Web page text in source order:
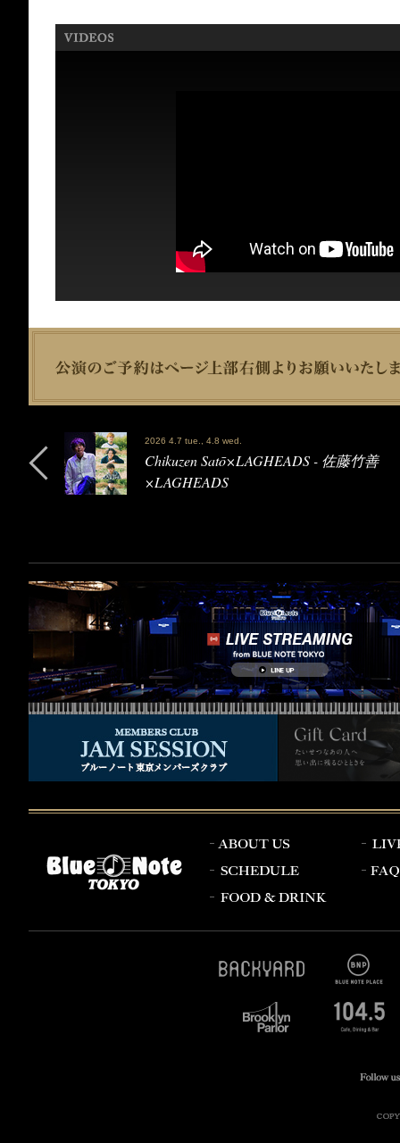
2026 4.7 tue., 4.8 wed.
Chikuzen Satō×LAGHEADS - 佐藤竹善
×LAGHEADS